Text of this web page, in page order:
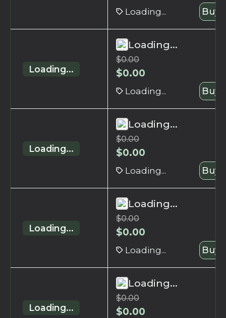
Loading... Buy
Loading...
Loading...
$0.00
$0.00
Loading... Buy
Loading...
Loading...
$0.00
$0.00
Loading... Buy
Loading...
Loading...
$0.00
$0.00
Loading... Buy
Loading...
Loading...
$0.00
$0.00